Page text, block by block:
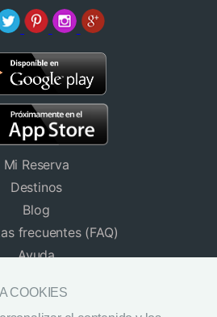
Mi Reserva
Destinos
Blog
frecuentes (FAQ)
Ayuda
para Grupos
COOKIES